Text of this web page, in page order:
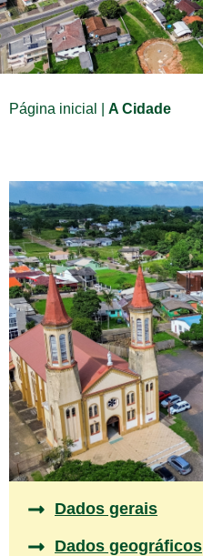
Página inicial A Cidade
Dados gerais​
Dados geográficos